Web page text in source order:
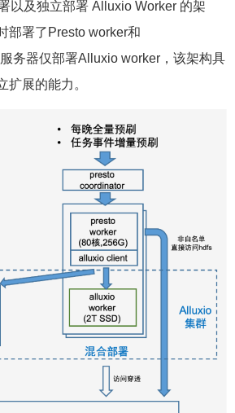
部署了Presto worker和
务器仅部署Alluxio worker，该架构具
扩展的能力。